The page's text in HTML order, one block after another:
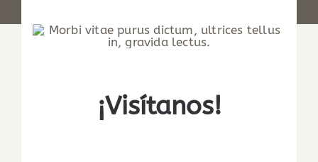
¡Visítanos!